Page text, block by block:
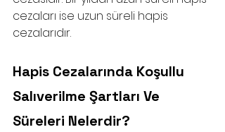
cezaları ise uzun süreli hapis
cezalarıdır.
Hapis Cezalarında Koşullu
Salıverilme Şartları Ve
Süreleri Nelerdir?